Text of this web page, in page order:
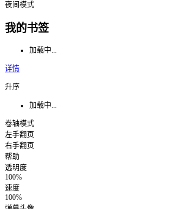
夜间模式
我的书签
加载中...
详情
升序
加载中...
卷轴模式
左手翻页
右手翻页
帮助
透明度
100%
速度
100%